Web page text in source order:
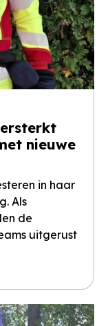
nieuwe
in haar
Als
de
uitgerust